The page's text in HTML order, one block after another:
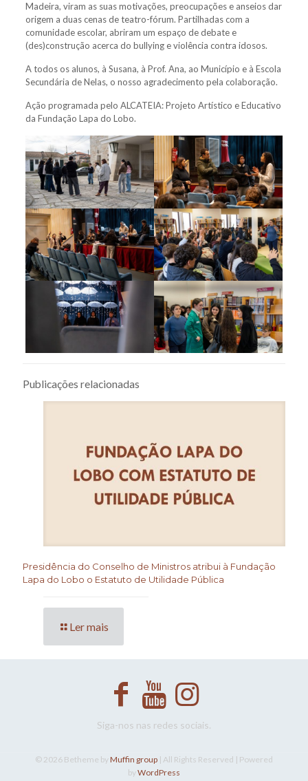
Madeira, viram as suas motivações, preocupações e anseios dar
origem a duas cenas de teatro-fórum. Partilhadas com a
comunidade escolar, abriram um espaço de debate e
(des)construção acerca do bullying e violência contra idosos.
A todos os alunos, à Susana, à Prof. Ana, ao Município e à Escola
Secundária de Nelas, o nosso agradecimento pela colaboração.
Ação programada pelo ALCATEIA: Projeto Artístico e Educativo
da Fundação Lapa do Lobo.
Publicações relacionadas
Presidência do Conselho de Ministros atribui à Fundação
Lapa do Lobo o Estatuto de Utilidade Pública
Ler mais
Siga-nos nas redes sociais.
© 2026 Betheme byMuffin group | All Rights Reserved | Powered
byWordPress